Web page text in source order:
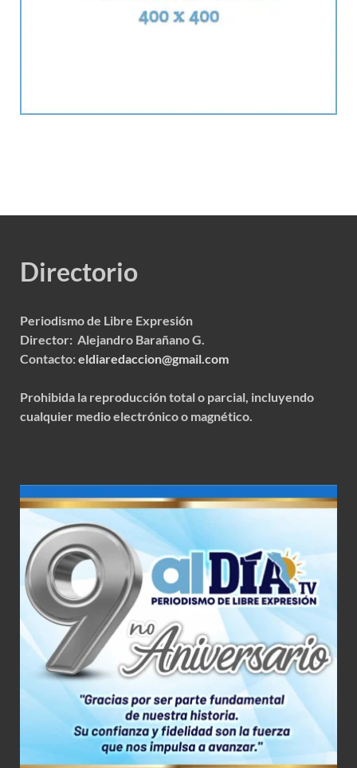
Directorio
Periodismo de Libre Expresión
Director: Alejandro Barañano G.
Contacto:eldiaredaccion@gmail.com
Prohibida la reproducción total o parcial, incluyendo
cualquier medio electrónico o magnético.